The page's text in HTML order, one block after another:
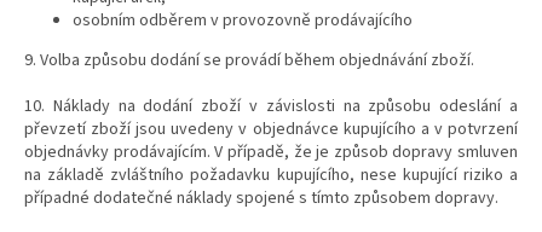
osobním odběrem v provozovně prodávajícího
9. Volba způsobu dodání se provádí během objednávání zboží.
10. Náklady na dodání zboží v závislosti na způsobu odeslání a
převzetí zboží jsou uvedeny v objednávce kupujícího a v potvrzení
objednávky prodávajícím. V případě, že je způsob dopravy smluven
na základě zvláštního požadavku kupujícího, nese kupující riziko a
případné dodatečné náklady spojené s tímto způsobem dopravy.